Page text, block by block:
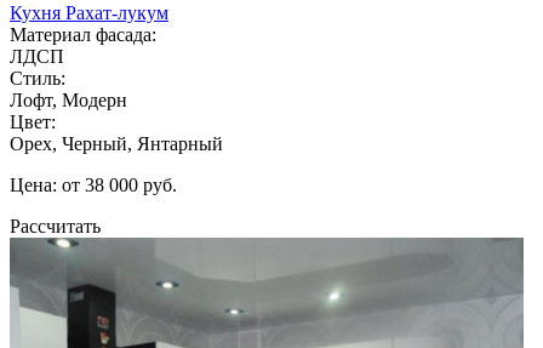
Кухня Рахат-лукум
Материал фасада:
ЛДСП
Стиль:
Лофт, Модерн
Цвет:
Орех, Черный, Янтарный
Цена: от 38 000 руб.
Рассчитать